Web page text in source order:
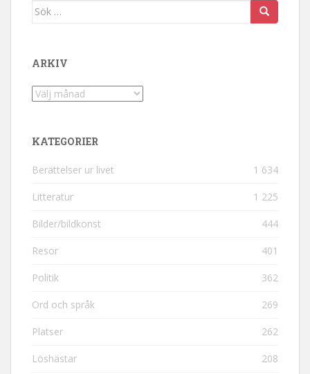
Sök efter:
ARKIV
Arkiv
KATEGORIER
Berättelser ur livet 1 634
Litteratur 1 225
Bilder/bildkonst 444
Resor 401
Politik 362
Ord och språk 269
Platser 262
Löshästar 208